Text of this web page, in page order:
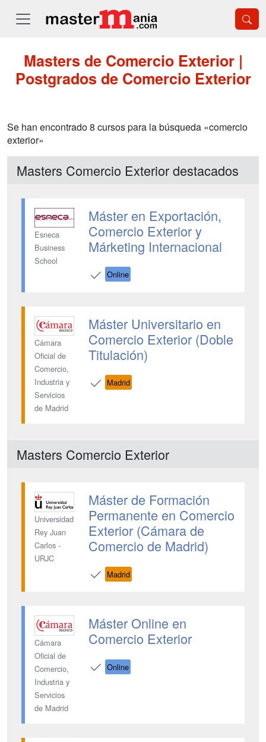
Masters de Comercio Exterior |
Postgrados de Comercio Exterior
Se han encontrado 8 cursos para la búsqueda «comercio
exterior»
Masters Comercio Exterior destacados
Esneca
Business
School
Máster en Exportación,
Comercio Exterior y
Márketing Internacional
Online
Cámara
Oficial de
Comercio,
Industria y
Servicios
de Madrid
Máster Universitario en
Comercio Exterior (Doble
Titulación)
Madrid
Masters Comercio Exterior
Universidad
Rey Juan
Carlos -
URJC
Máster de Formación
Permanente en Comercio
Exterior (Cámara de
Comercio de Madrid)
Madrid
Cámara
Oficial de
Comercio,
Industria y
Servicios
de Madrid
Máster Online en
Comercio Exterior
Online